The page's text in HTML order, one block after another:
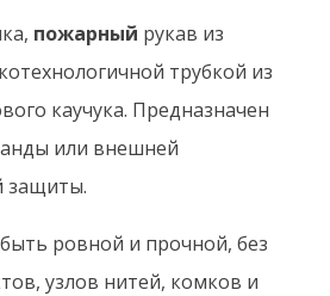
пожарный рукав из
трубкой из
каучука. Предназначен
или внешней
защиты.
ровной и прочной, без
узлов нитей, комков и